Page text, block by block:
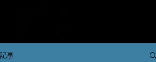
記事